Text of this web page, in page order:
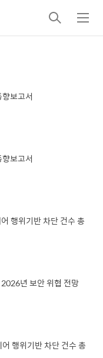
검
색
메
뉴
보고서
보고서
행위기반 차단 건수 총
년 보안 위협 전망
행위기반 차단 건수 총